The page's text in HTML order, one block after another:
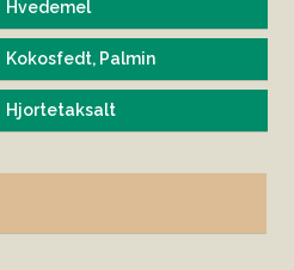
Hvedemel
Kokosfedt, Palmin
Hjortetaksalt